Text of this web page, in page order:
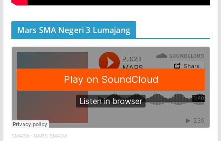
Mars SMA Negeri 3 Lumajang
SMAGA· MARS SMAGA